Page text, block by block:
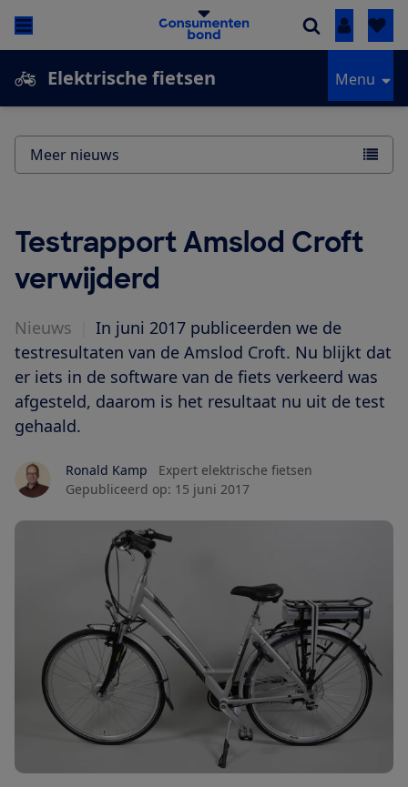
Inloggen
Elektrische fietsen Menu
Testrapport Amslod Croft
verwijderd
Nieuws
In juni 2017 publiceerden we de
testresultaten van de Amslod Croft. Nu blijkt dat
er iets in de software van de fiets verkeerd was
afgesteld, daarom is het resultaat nu uit de test
gehaald.
Ronald Kamp
Expert elektrische fietsen
Gepubliceerd op: 15 juni 2017
Meer nieuws